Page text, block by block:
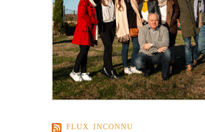
FLUX INCONNU